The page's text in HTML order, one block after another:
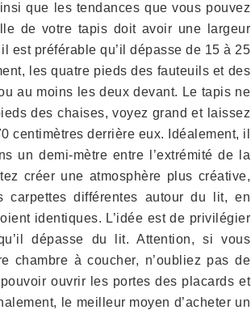
que les tendances que vous pouvez
de votre tapis doit avoir une largeur
est préférable qu’il dépasse de 15 à 25
les quatre pieds des fauteuils et des
au moins les deux devant. Le tapis ne
des chaises, voyez grand et laissez
centimètres derrière eux. Idéalement, il
un demi-mètre entre l’extrémité de la
créer une atmosphère plus créative,
différentes autour du lit, en
identiques. L’idée est de privilégier
dépasse du lit. Attention, si vous
chambre à coucher, n’oubliez pas de
ouvrir les portes des placards et
le meilleur moyen d’acheter un